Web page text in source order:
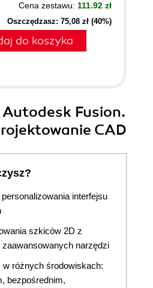
Cena zestawu: 111.92 zł
Oszczędzasz: 75,08 zł (40%)
do koszyka
Autodesk Fusion.
CAD
interfejsu
szkiców 2D z
narzędzi
w różnych środowiskach:
bezpośrednim,